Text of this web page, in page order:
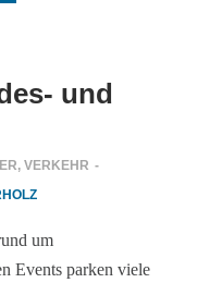
und
, VERKEHR -
um
Events parken viele